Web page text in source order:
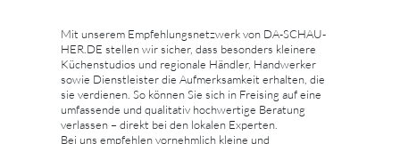
Mit unserem Empfehlungsnetzwerk von DA-SCHAU-
HER.DE stellen wir sicher, dass besonders kleinere
Küchenstudios und regionale Händler, Handwerker
sowie Dienstleister die Aufmerksamkeit erhalten, die
sie verdienen. So können Sie sich in Freising auf eine
umfassende und qualitativ hochwertige Beratung
verlassen – direkt bei den lokalen Experten.
Bei uns empfehlen vornehmlich kleine und